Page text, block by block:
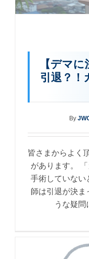
【デマ
引退？！
By
皆さまからよく
があります。
手術していない
師は引退が決ま
うな疑問